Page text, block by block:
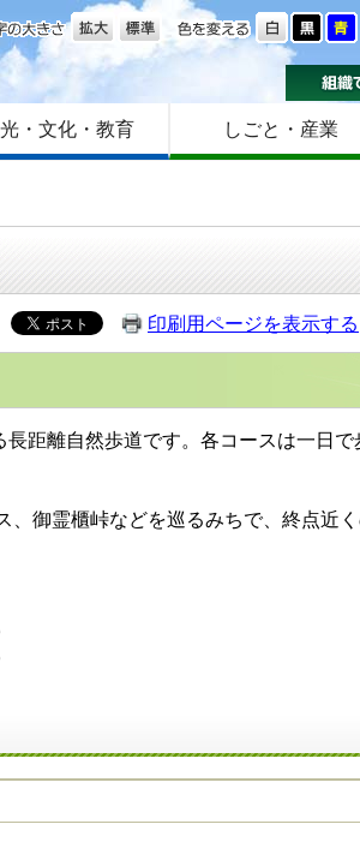
色を変える
文字の大きさ
・文化・教育 しごと・産業
印刷用ページを表示する
距離自然歩道です。各コースは一日で
御霊櫃峠などを巡るみちで、終点近